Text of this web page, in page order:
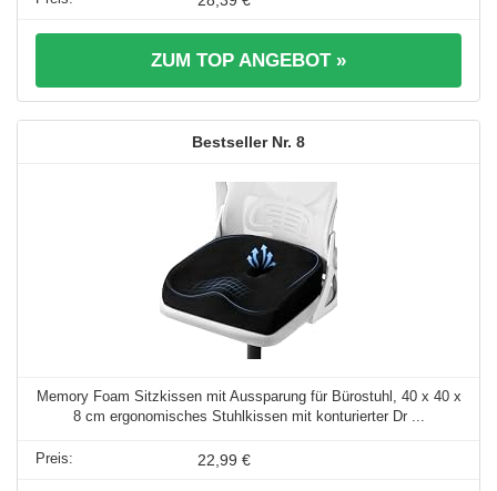
ZUM TOP ANGEBOT »
8
Memory Foam Sitzkissen mit Aussparung für Bürostuhl, 40 x 40 x
8 cm ergonomisches Stuhlkissen mit konturierter Dr ...
22,99 €